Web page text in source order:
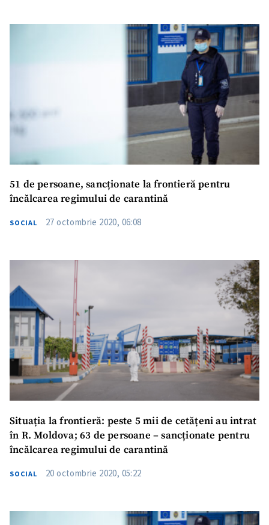
51 de persoane, sancționate la frontieră pentru
încălcarea regimului de carantină
SOCIAL 27 octombrie 2020, 06:08
Situația la frontieră: peste 5 mii de cetățeni au intrat
în R. Moldova; 63 de persoane – sancționate pentru
încălcarea regimului de carantină
SOCIAL 20 octombrie 2020, 05:22